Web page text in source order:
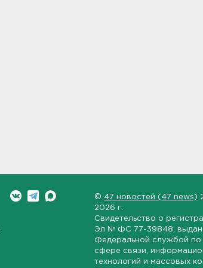
© 47 новостей (47 news)
2026 г.
Свидетельство о
Эл № ФС 77-39848 ,
Федеральной службой по
сфере связи,
технологий и массовых